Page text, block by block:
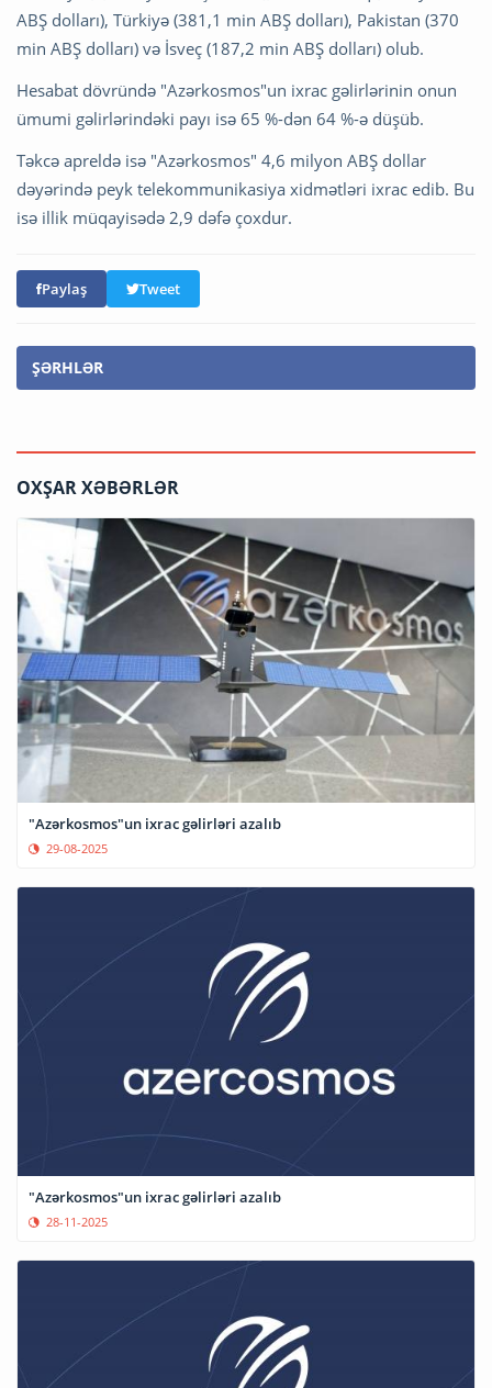
ABŞ dolları), Türkiyə (381,1 min ABŞ dolları), Pakistan (370
min ABŞ dolları) və İsveç (187,2 min ABŞ dolları) olub.
Hesabat dövründə "Azərkosmos"un ixrac gəlirlərinin onun
ümumi gəlirlərindəki payı isə 65 %-dən 64 %-ə düşüb.
Təkcə apreldə isə "Azərkosmos" 4,6 milyon ABŞ dollar
dəyərində peyk telekommunikasiya xidmətləri ixrac edib. Bu
isə illik müqayisədə 2,9 dəfə çoxdur.
Paylaş Tweet
ŞƏRHLƏR
OXŞAR XƏBƏRLƏR
"Azərkosmos"un ixrac gəlirləri azalıb
29-08-2025
"Azərkosmos"un ixrac gəlirləri azalıb
28-11-2025